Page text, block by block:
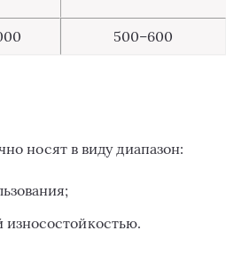
500–600
носят в виду диапазон: